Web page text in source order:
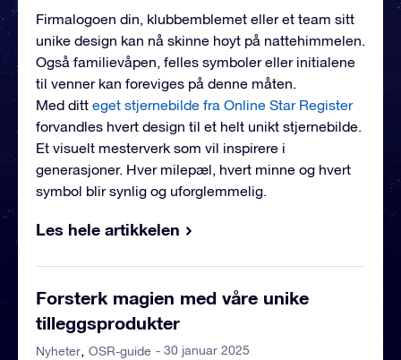
Firmalogoen din, klubbemblemet eller et team sitt
unike design kan nå skinne høyt på nattehimmelen.
Også familievåpen, felles symboler eller initialene
til venner kan foreviges på denne måten.
Med ditt eget stjernebilde fra Online Star Register
forvandles hvert design til et helt unikt stjernebilde.
Et visuelt mesterverk som vil inspirere i
generasjoner. Hver milepæl, hvert minne og hvert
symbol blir synlig og uforglemmelig.
Les hele artikkelen
Forsterk magien med våre unike
tilleggsprodukter
Nyheter OSR-guide - 30 januar 2025